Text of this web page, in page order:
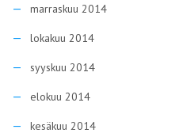
marraskuu 2014
lokakuu 2014
syyskuu 2014
elokuu 2014
kesäkuu 2014